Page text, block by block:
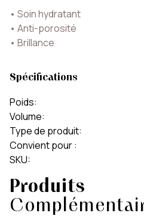
• Soin hydratant
• Anti-porosité
• Brillance
Spécifications
Poids:
Volume:
Type de produit:
Convient pour:
SKU:
Produits